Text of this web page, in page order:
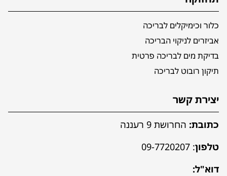
כלור וכימיקלים לבריכה
אביזרים לניקוי הבריכה
בדיקת מים לבריכה פרטית
תיקון רובוט לבריכה
יצירת קשר
כתובת: החרושת 9 רעננה
טלפון:
09-7720207
דוא"ל: